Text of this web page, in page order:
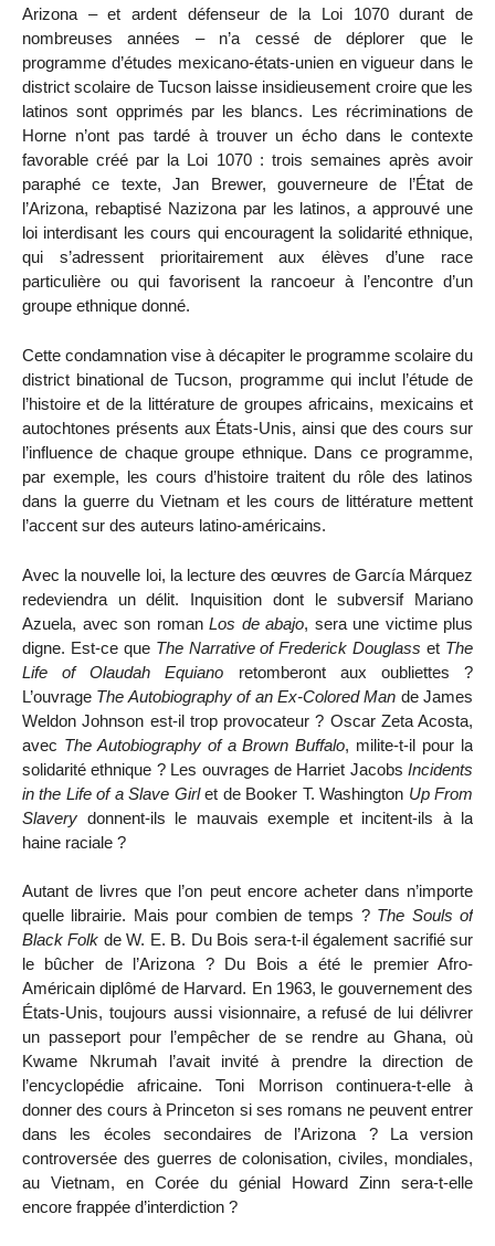
Arizona – et ardent défenseur de la Loi 1070 durant de
nombreuses années – n’a cessé de déplorer que le
programme d’études mexicano-états-unien en vigueur dans le
district scolaire de Tucson laisse insidieusement croire que les
latinos sont opprimés par les blancs. Les récriminations de
Horne n’ont pas tardé à trouver un écho dans le contexte
favorable créé par la Loi 1070 : trois semaines après avoir
paraphé ce texte, Jan Brewer, gouverneure de l’État de
l’Arizona, rebaptisé Nazizona par les latinos, a approuvé une
loi interdisant les cours qui encouragent la solidarité ethnique,
qui s’adressent prioritairement aux élèves d’une race
particulière ou qui favorisent la rancoeur à l’encontre d’un
groupe ethnique donné.
Cette condamnation vise à décapiter le programme scolaire du
district binational de Tucson, programme qui inclut l’étude de
l’histoire et de la littérature de groupes africains, mexicains et
autochtones présents aux États-Unis, ainsi que des cours sur
l’influence de chaque groupe ethnique. Dans ce programme,
par exemple, les cours d’histoire traitent du rôle des latinos
dans la guerre du Vietnam et les cours de littérature mettent
l’accent sur des auteurs latino-américains.
Avec la nouvelle loi, la lecture des œuvres de García Márquez
redeviendra un délit. Inquisition dont le subversif Mariano
Azuela, avec son roman Los de abajo, sera une victime plus
digne. Est-ce que The Narrative of Frederick Douglass et The
Life of Olaudah Equiano retomberont aux oubliettes ?
L’ouvrage The Autobiography of an Ex-Colored Man de James
Weldon Johnson est-il trop provocateur ? Oscar Zeta Acosta,
avec The Autobiography of a Brown Buffalo, milite-t-il pour la
solidarité ethnique ? Les ouvrages de Harriet Jacobs Incidents
in the Life of a Slave Girlet de Booker T. Washington Up From
Slavery donnent-ils le mauvais exemple et incitent-ils à la
haine raciale ?
Autant de livres que l’on peut encore acheter dans n’importe
quelle librairie. Mais pour combien de temps ? The Souls of
Black Folk de W. E. B. Du Bois sera-t-il également sacrifié sur
le bûcher de l’Arizona ? Du Bois a été le premier Afro-
Américain diplômé de Harvard. En 1963, le gouvernement des
États-Unis, toujours aussi visionnaire, a refusé de lui délivrer
un passeport pour l’empêcher de se rendre au Ghana, où
Kwame Nkrumah l’avait invité à prendre la direction de
l’encyclopédie africaine. Toni Morrison continuera-t-elle à
donner des cours à Princeton si ses romans ne peuvent entrer
dans les écoles secondaires de l’Arizona ? La version
controversée des guerres de colonisation, civiles, mondiales,
au Vietnam, en Corée du génial Howard Zinn sera-t-elle
encore frappée d’interdiction ?